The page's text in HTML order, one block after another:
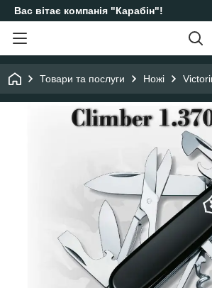
Вас вітає компанія "Карабін"!
Товари та послуги Ножі